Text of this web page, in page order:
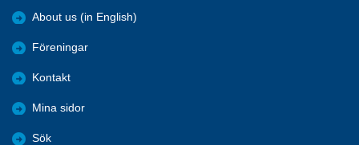
About us (in English)
Föreningar
Kontakt
Mina sidor
Sök